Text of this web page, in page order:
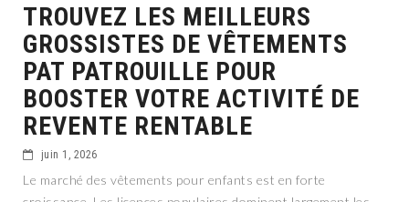
TROUVEZ LES MEILLEURS
GROSSISTES DE VÊTEMENTS
PAT PATROUILLE POUR
BOOSTER VOTRE ACTIVITÉ DE
REVENTE RENTABLE
juin 1, 2026
Le marché des vêtements pour enfants est en forte